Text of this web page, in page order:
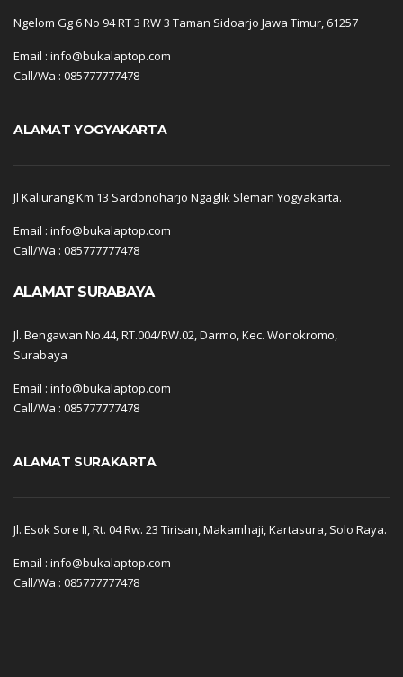
Ngelom Gg 6 No 94 RT 3 RW 3 Taman Sidoarjo Jawa Timur, 61257
Email : info@bukalaptop.com
Call/Wa : 085777777478
ALAMAT YOGYAKARTA
Jl Kaliurang Km 13 Sardonoharjo Ngaglik Sleman Yogyakarta.
Email : info@bukalaptop.com
Call/Wa : 085777777478
ALAMAT SURABAYA
Jl. Bengawan No.44, RT.004/RW.02, Darmo, Kec. Wonokromo,
Surabaya
Email : info@bukalaptop.com
Call/Wa : 085777777478
ALAMAT SURAKARTA
Jl. Esok Sore II, Rt. 04 Rw. 23 Tirisan, Makamhaji, Kartasura, Solo Raya.
Email : info@bukalaptop.com
Call/Wa : 085777777478